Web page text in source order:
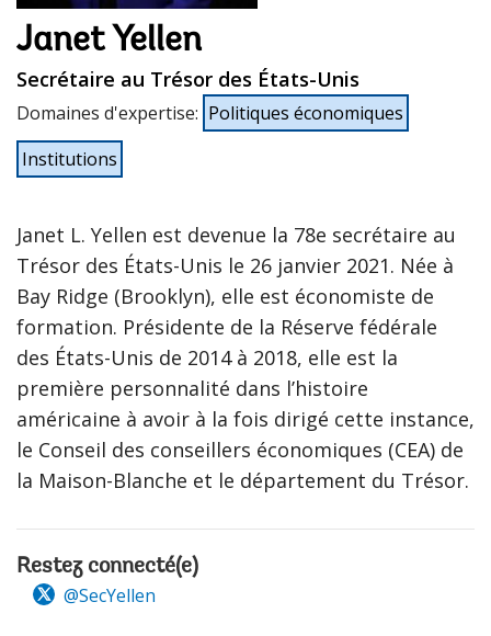
Janet Yellen
Secrétaire au Trésor des États-Unis
Domaines d'expertise: Politiques économiques
Institutions
Janet L. Yellen est devenue la 78e secrétaire au
Trésor des États-Unis le 26 janvier 2021. Née à
Bay Ridge (Brooklyn), elle est économiste de
formation. Présidente de la Réserve fédérale
des États-Unis de 2014 à 2018, elle est la
première personnalité dans l’histoire
américaine à avoir à la fois dirigé cette instance,
le Conseil des conseillers économiques (CEA) de
la Maison-Blanche et le département du Trésor.
Restez connecté(e)
@SecYellen